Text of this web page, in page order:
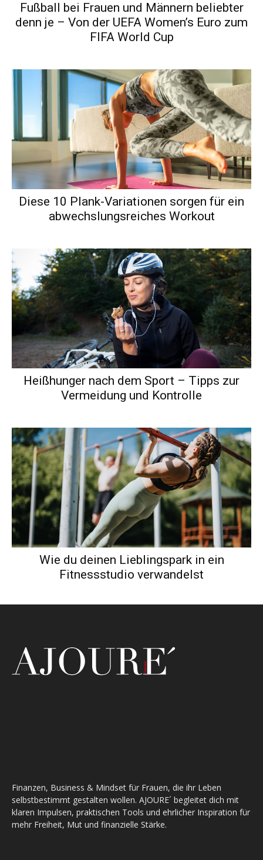
Fußball bei Frauen und Männern beliebter
denn je – Von der UEFA Women’s Euro zum
FIFA World Cup
Diese 10 Plank-Variationen sorgen für ein
abwechslungsreiches Workout
Heißhunger nach dem Sport – Tipps zur
Vermeidung und Kontrolle
Wie du deinen Lieblingspark in ein
Fitnessstudio verwandelst
Finanzen, Business & Mindset für Frauen, die ihr Leben
selbstbestimmt gestalten wollen. AJOURE´ begleitet dich mit
klaren Impulsen, praktischen Tools und ehrlicher Inspiration für
mehr Freiheit, Mut und finanzielle Stärke.